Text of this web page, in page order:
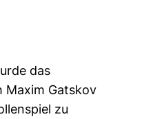
das
Maxim Gatskov
zu